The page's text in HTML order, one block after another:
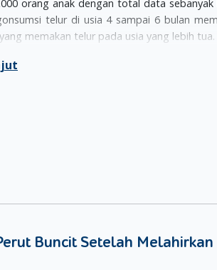
orang anak dengan total data sebanyak
telur di usia 4 sampai 6 bulan
memakan telur pada usia yang lebih tua.
kacang pada usia 4 sampai 11 tahun
serta Dads harus berkonsultasi terlebih
yang dapat memicu munculnya alergi.
Moms andalkan karena riset terhadap
Buncit Setelah Melahirkan